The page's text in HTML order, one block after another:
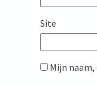
Site
Mijn